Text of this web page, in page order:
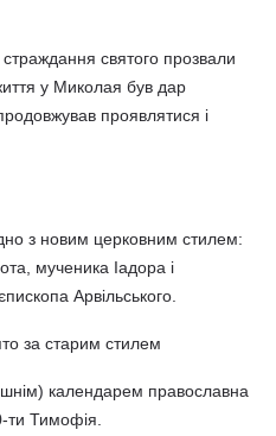
страждання святого прозвали
у Миколая був дар
проявлятися і
з новим церковним стилем:
мученика Іадора і
Арвільського.
за старим стилем
календарем православна
ти Тимофія.